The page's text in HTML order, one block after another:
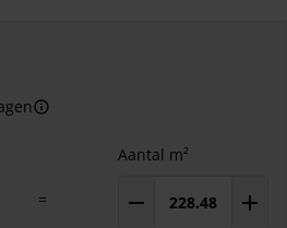
=
Aantal m²